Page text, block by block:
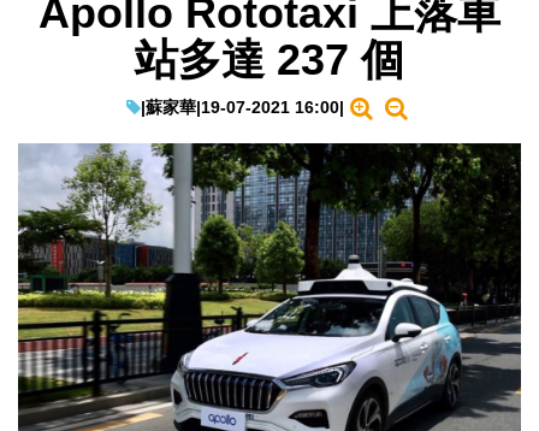
Apollo Rototaxi 上落車
站多達 237 個
|蘇家華|19-07-2021 16:00|